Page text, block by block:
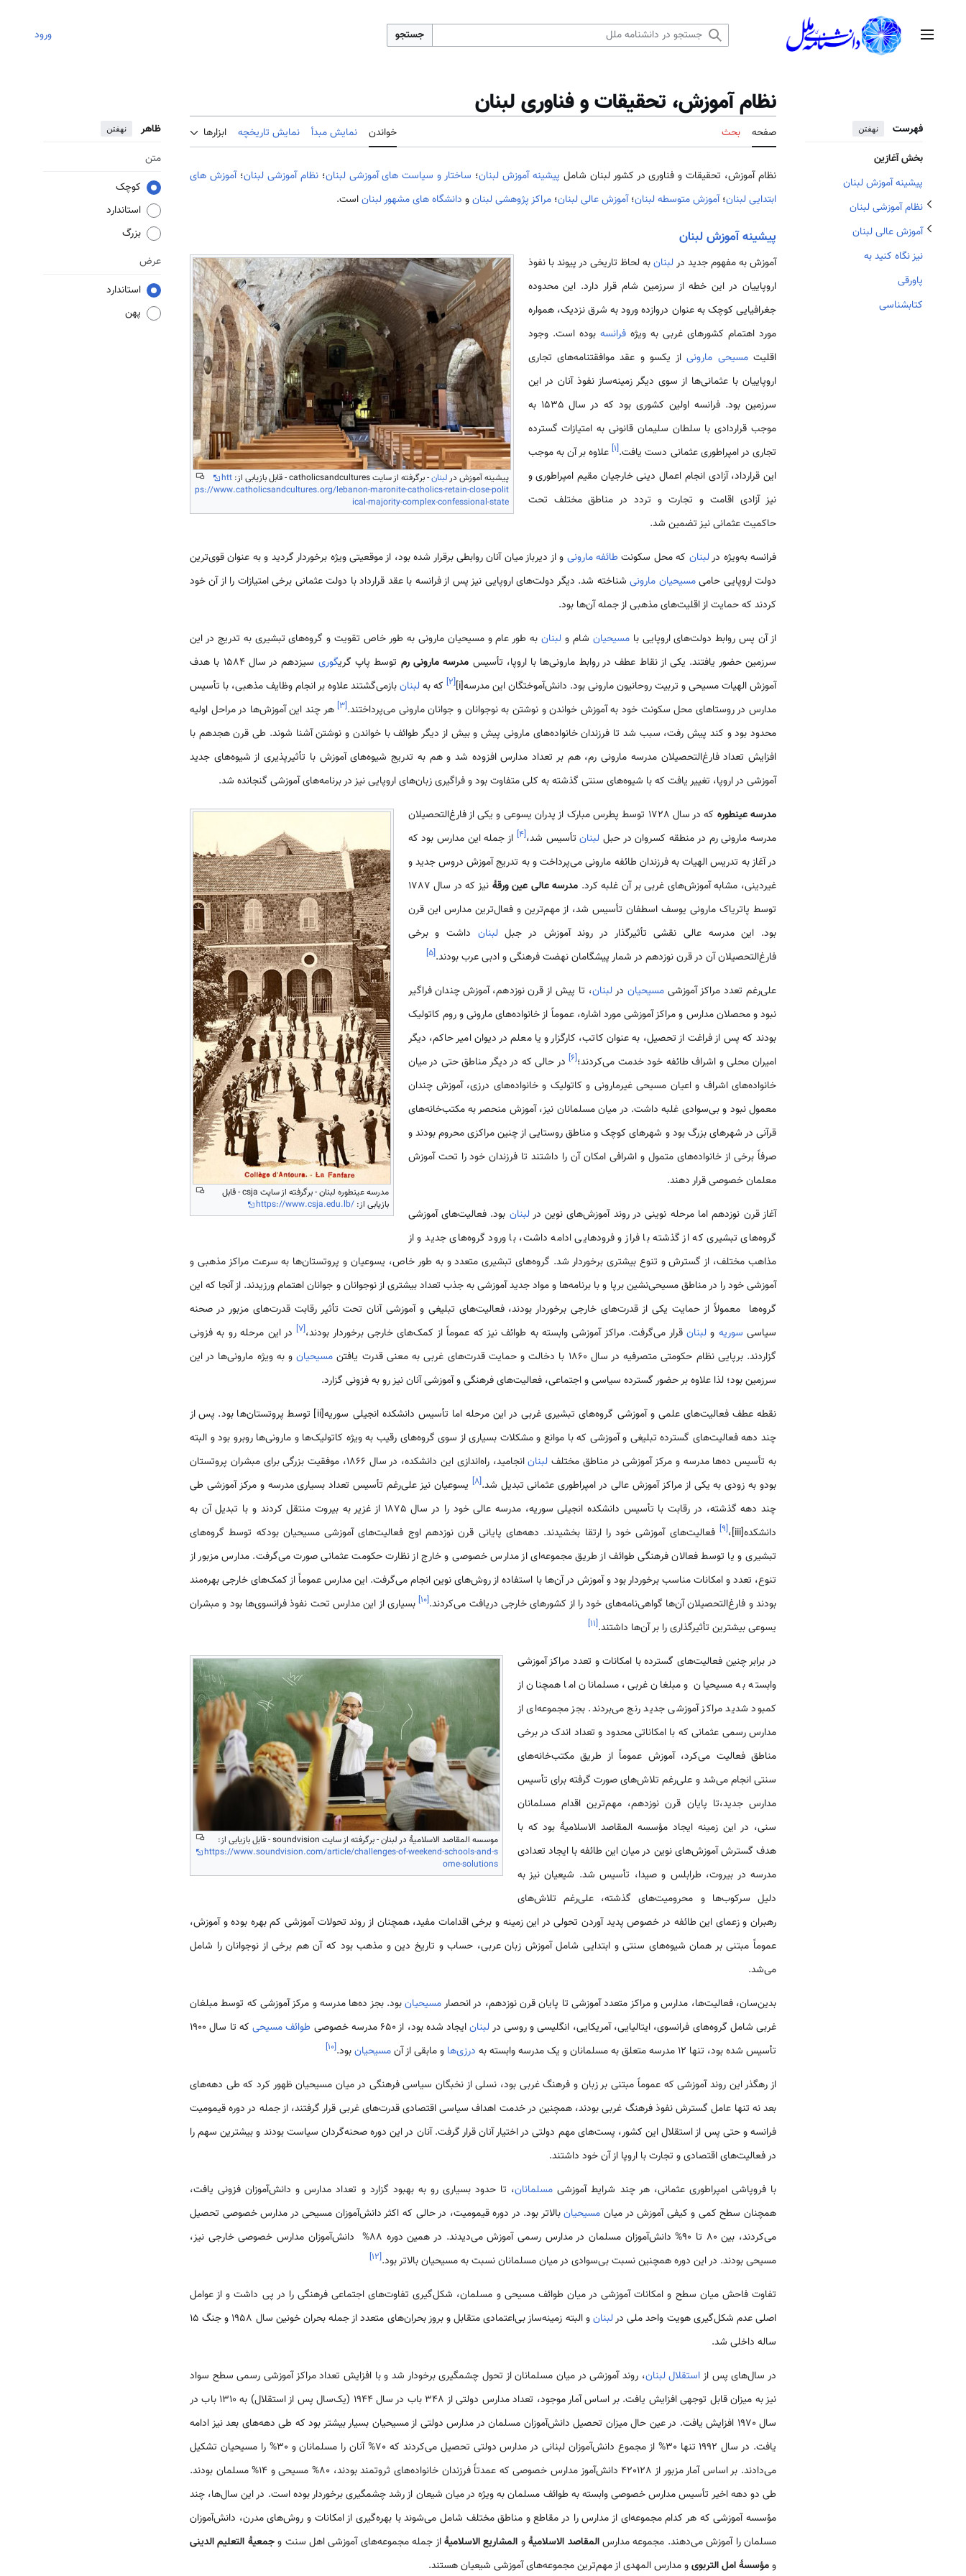
منوی اصلی جستجو ورود
فهرست نهفتن
بخش آغازین
پیشینه آموزش لبنان
نظام آموزشی لبنان
تغییر وضعیت زیربخش‌های نظام آموزشی لبنان
آموزش عالی لبنان
تغییر وضعیت زیربخش‌های آموزش عالی لبنان
نیز نگاه کنید به
پاورقی
کتابشناسی
نظام آموزش، تحقیقات و فناوری لبنان
صفحه بحث خواندن نمایش مبدأ نمایش تاریخچه ابزارها ظاهر نهفتن
متن
کوچک
استاندارد
بزرگ
عرض
استاندارد
پهن
نظام آموزش، تحقیقات و فناوری در کشور لبنان شامل پیشینه آموزش لبنان؛ ساختار و سیاست های آموزشی لبنان؛نظام آموزشی لبنان؛آموزش های
ابتدایی لبنان؛آموزش متوسطه لبنان؛آموزش عالی لبنان؛ مراکز پژوهشی لبنانو دانشگاه های مشهور لبناناست.
پیشینه آموزش لبنان
پیشینه آموزش درلبنان- برگرفته از سایت catholicsandcultures - قابل بازیابی از:
htt
ps://www.catholicsandcultures.org/lebanon-maronite-catholics-retain-close-polit
ical-majority-complex-confessional-state
آموزش به مفهوم جدید درلبنانبه لحاظ تاریخی در پیوند با نفوذ
اروپاییان در این خطه از سرزمین شام قرار دارد. این محدوده
جغرافیایی کوچک به عنوان دروازده ورود به شرق نزدیک، همواره
مورد اهتمام کشورهای غربی به ویژهفرانسه بوده است. وجود
اقلیتمسیحی مارونیاز یکسو و عقد موافقتنامه‌های تجاری
اروپاییان با عثمانی‌ها از سوی دیگر زمینه‌ساز نفوذ آنان در این
سرزمین بود. فرانسه اولین کشوری بود که در سال 1535 به
موجب قراردادی با سلطان سلیمان قانونی به امتیازات گسترده
تجاری در امپراطوری عثمانی دست یافت.[۱]علاوه بر آن به موجب
این قرارداد، آزادی انجام اعمال دینی خارجیان مقیم امپراطوری و
نیز آزادی اقامت و تجارت و تردد در مناطق مختلف تحت
حاکمیت عثمانی نیز تضمین شد.
فرانسه به‌ویژه درلبنان که محل سکونتطائفه مارونی و از دیرباز میان آنان روابطی برقرار شده بود، از موقعیتی ویژه برخوردار گردید و به عنوان قوی‌ترین
دولت اروپایی حامیمسیحیان مارونیشناخته شد. دیگر دولت‌های اروپایی نیز پس از فرانسه با عقد قرارداد با دولت عثمانی برخی امتیازات را از آن خود
کردند که حمایت از اقلیت‌های مذهبی از جمله آن‌ها بود.
از آن پس روابط دولت‌های اروپایی بامسیحیان شام و لبنانبه طور عام و مسیحیان مارونی به طور خاص تقویت و گروه‌های تبشیری به تدریج در این
سرزمین حضور یافتند. یکی از نقاط عطف در روابط مارونی‌ها با اروپا، تأسیس مدرسه مارونی رم توسط پاپ گریگوری
سیزدهم در سال 1584 با هدف
آموزش الهیات مسیحی و تربیت روحانیون مارونی بود. دانش‌آموختگان این مدرسه[i] [۲] که بهلبنانبازمی‌گشتند علاوه بر انجام وظایف مذهبی، با تأسیس
مدارس در روستاهای محل سکونت خود به آموزش خواندن و نوشتن به نوجوانان و جوانان مارونی می‌پرداختند.[۳]هر چند این آموزش‌ها در مراحل اولیه
محدود بود و کند پیش رفت، سبب شد تا فرزندان خانواده‌های مارونی پیش و بیش از دیگر طوائف با خواندن و نوشتن آشنا شوند. طی قرن هجدهم با
افزایش تعداد فارغ‌التحصیلان مدرسه مارونی رم، هم بر تعداد مدارس افزوده شد و هم به تدریج شیوه‌های آموزش با تأثیرپذیری از شیوه‌های جدید
آموزشی در اروپا، تغییر یافت که با شیوه‌های سنتی گذشته به کلی متفاوت بود و فراگیری زبان‌های اروپایی نیز در برنامه‌های آموزشی گنجانده شد.
مدرسه عینطوره لبنان - برگرفته از سایت csja - قابل
بازیابی از: https://www.csja.edu.lb/
مدرسه عینطوره
که در سال 1728 توسط پطرس مبارک از پدران یسوعی و یکی از فارغ‌التحصیلان
مدرسه مارونی رم در منطقه کسروان در حبل لبنانتأسیس شد،[۴] از جمله این مدارس بود که
در آغاز به تدریس الهیات به فرزندان طائفه مارونی می‌پرداخت و به تدریج آموزش دروس جدید و
غیردینی، مشابه آموزش‌های غربی بر آن غلبه کرد. مدرسه عالی عین ورقۀ
نیز که در سال 1787
توسط پاتریاک مارونی یوسف اسطفان تأسیس شد، از مهم‌ترین و فعال‌ترین مدارس این قرن
بود. این مدرسه عالی نقشی تأثیرگذار در روند آموزش در جبللبنان داشت و برخی
فارغ‌التحصیلان آن در قرن نوزدهم در شمار پیشگامان نهضت فرهنگی و ادبی عرب بودند.[۵]
علی‌رغم تعدد مراکز آموزشی مسیحیاندرلبنان، تا پیش از قرن نوزدهم، آموزش چندان فراگیر
نبود و محصلان مدارس و مراکز آموزشی مورد اشاره، عموماً از خانواده‌های مارونی و روم کاتولیک
بودند که پس از فراغت از تحصیل، به عنوان کاتب، کارگزار و یا معلم در دیوان امیر حاکم، دیگر
امیران محلی و اشراف طائفه خود خدمت می‌کردند؛[۶]در حالی که در دیگر مناطق حتی در میان
خانواده‌های اشراف و اعیان مسیحی غیرمارونی و کاتولیک و خانواده‌های درزی، آموزش چندان
معمول نبود و بی‌سوادی غلبه داشت. در میان مسلمانان نیز، آموزش منحصر به مکتب‌خانه‌های
قرآنی در شهرهای بزرگ بود و شهرهای کوچک و مناطق روستایی از چنین مراکزی محروم بودند و
صرفاً برخی از خانواده‌های متمول و اشرافی امکان آن را داشتند تا فرزندان خود را تحت آموزش
معلمان خصوصی قرار دهند.
آغاز قرن نوزدهم اما مرحله نوینی در روند آموزش‌های نوین درلبنان بود. فعالیت‌های آموزشی
گروه‌های تبشیری که از گذشته با فراز و فرودهایی ادامه داشت، با ورود گروه‌های جدید و از
مذاهب مختلف، از گسترش و تنوع بیشتری برخوردار شد. گروه‌های تبشیری متعدد و به طور خاص، یسوعیان و پروتستان‌ها به سرعت مراکز مذهبی و
آموزشی خود را در مناطق مسیحی‌نشین برپا و با برنامه‌ها و مواد جدید آموزشی به جذب تعداد بیشتری از نوجوانان و جوانان اهتمام ورزیدند. از آنجا که این
گروه‌ها معمولاً از حمایت یکی از قدرت‌های خارجی برخوردار بودند، فعالیت‌های تبلیغی و آموزشی آنان تحت تأثیر رقابت قدرت‌های مزبور در صحنه
سیاسی سوریه ولبنان قرار می‌گرفت. مراکز آموزشی وابسته به طوائف نیز که عموماً از کمک‌های خارجی برخوردار بودند،[۷]در این مرحله رو به فزونی
گزاردند. برپایی نظام حکومتی متصرفیه در سال 1860 با دخالت و حمایت قدرت‌های غربی به معنی قدرت یافتن
مسیحیانو به ویژه مارونی‌ها در این
سرزمین بود؛ لذا علاوه بر حضور گسترده سیاسی و اجتماعی، فعالیت‌های فرهنگی و آموزشی آنان نیز رو به فزونی گزارد.
نقطه عطف فعالیت‌های علمی و آموزشی گروه‌های تبشیری غربی در این مرحله اما تأسیس دانشکده انجیلی سوریه[ii] توسط پروتستان‌ها بود. پس از
چند دهه فعالیت‌های گسترده تبلیغی و آموزشی که با موانع و مشکلات بسیاری از سوی گروه‌های رقیب به ویژه کاتولیک‌ها و مارونی‌ها روبرو بود و البته
به تأسیس ده‌ها مدرسه و مرکز آموزشی در مناطق مختلف لبنان
انجامید، راه‌اندازی این دانشکده، در سال 1866، موفقیت بزرگی برای مبشران پروتستان
بودو به زودی به یکی از مراکز آموزش عالی در امپراطوری عثمانی تبدیل شد.[۸] یسوعیان نیز علی‌رغم تأسیس تعداد بسیاری مدرسه و مرکز آموزشی طی
چند دهه گذشته، در رقابت با تأسیس دانشکده انجیلی سوریه، مدرسه عالی خود را در سال 1875 از غزیر به بیروت منتقل کردند و با تبدیل آن به
دانشکده[iii]،
[۹] فعالیت‌های آموزشی خود را ارتقا بخشیدند. دهه‌های پایانی قرن نوزدهم اوج فعالیت‌های آموزشی مسیحیان بودکه توسط گروه‌های
تبشیری و یا توسط فعالان فرهنگی طوائف از طریق مجموعه‌ای از مدارس خصوصی و خارج از نظارت حکومت عثمانی صورت می‌گرفت. مدارس مزبور از
تنوع، تعدد و امکانات مناسب برخوردار بود و آموزش در آن‌ها با استفاده از روش‌های نوین انجام می‌گرفت. این مدارس عموماً از کمک‌های خارجی بهره‌مند
بودند و فارغ‌التحصیلان آن‌ها گواهی‌نامه‌های خود را از کشورهای خارجی دریافت می‌کردند.[۱۰]بسیاری از این مدارس تحت نفوذ فرانسوی‌ها بود و مبشران
یسوعی بیشترین تأثیرگذاری را بر آن‌ها داشتند.[۱۱]
موسسه المقاصد الاسلامیۀ در لبنان - برگرفته از سایت soundvision - قابل بازیابی از:
https://www.soundvision.com/article/challenges-of-weekend-schools-and-s
ome-solutions
در برابر چنین فعالیت‌های گسترده با امکانات و تعدد مراکز آموزشی
وابسته به مسیحیان و مبلغان غربی، مسلمانان اما همچنان از
کمبود شدید مراکز آموزشی جدید رنج می‌بردند. بجز مجموعه‌ای از
مدارس رسمی عثمانی که با امکاناتی محدود و تعداد اندک در برخی
مناطق فعالیت می‌کرد، آموزش عموماً از طریق مکتب‌خانه‌های
سنتی انجام می‌شد و علی‌رغم تلاش‌های صورت گرفته برای تأسیس
مدارس جدید،تا پایان قرن نوزدهم، مهم‌ترین اقدام مسلمانان
سنی، در این زمینه ایجاد مؤسسه المقاصد الاسلامیۀ بود که با
هدف گسترش آموزش‌های نوین در میان این طائفه با ایجاد تعدادی
مدرسه در بیروت، طرابلس و صیدا، تأسیس شد. شیعیان نیز به
دلیل سرکوب‌ها و محرومیت‌های گذشته، علی‌رغم تلاش‌های
رهبران و زعمای این طائفه در خصوص پدید آوردن تحولی در این زمینه و برخی اقدامات مفید، همچنان از روند تحولات آموزشی کم بهره بوده و آموزش،
عموماً مبتنی بر همان شیوه‌های سنتی و ابتدایی شامل آموزش زبان عربی، حساب و تاریخ دین و مذهب بود که آن هم برخی از نوجوانان را شامل
می‌شد.
بدین‌سان، فعالیت‌ها، مدارس و مراکز متعدد آموزشی تا پایان قرن نوزدهم، در انحصارمسیحیانبود. بجز ده‌ها مدرسه و مرکز آموزشی که توسط مبلغان
غربی شامل گروه‌های فرانسوی، ایتالیایی، آمریکایی، انگلیسی و روسی درلبنانایجاد شده بود، از 650 مدرسه خصوصی طوائف مسیحی
که تا سال 1900
تأسیس شده بود، تنها 12 مدرسه متعلق به مسلمانان و یک مدرسه وابسته به
درزی‌ها و مابقی از آنمسیحیانبود.[۱۰]
از رهگذر این روند آموزشی که عموماً مبتنی بر زبان و فرهنگ غربی بود، نسلی از نخبگان سیاسی فرهنگی در میان مسیحیان ظهور کرد که طی دهه‌های
بعد نه تنها عامل گسترش نفوذ فرهنگ غربی بودند، همچنین در خدمت اهداف سیاسی اقتصادی قدرت‌های غربی قرار گرفتند، از جمله در دوره قیمومیت
فرانسه و حتی پس از استقلال این کشور، پست‌های مهم دولتی در اختیار آنان قرار گرفت. آنان در این دوره صحنه‌گردان سیاست بودند و بیشترین سهم را
در فعالیت‌های اقتصادی و تجارت با اروپا از آن خود داشتند.
با فروپاشی امپراطوری عثمانی، هر چند شرایط آموزشی مسلمانان، تا حدود بسیاری رو به بهبود گزارد و تعداد مدارس و دانش‌آموزان فزونی یافت،
همچنان سطح کمی و کیفی آموزش در میان مسیحیانبالاتر بود. در دوره قیمومیت، در حالی که اکثر دانش‌آموزان مسیحی در مدارس خصوصی تحصیل
می‌کردند، بین 80 تا 90% دانش‌‌آموزان مسلمان در مدارس رسمی آموزش می‌دیدند. در همین دوره 88% دانش‌آموزان مدارس خصوصی خارجی نیز،
مسیحی بودند. در این دوره همچنین نسبت بی‌سوادی در میان مسلمانان نسبت به مسیحیان بالاتر بود.[۱۲]
تفاوت فاحش میان سطح و امکانات آموزشی در میان طوائف مسیحی و مسلمان، شکل‌گیری تفاوت‌های اجتماعی فرهنگی را در پی داشت و از عوامل
اصلی عدم شکل‌گیری هویت واحد ملی درلبنان
و البته زمینه‌ساز بی‌اعتمادی متقابل و بروز بحران‌های متعدد از جمله بحران خونین سال 1958 و جنگ 15
ساله داخلی شد.
در سال‌های پس ازاستقلال لبنان، روند آموزشی در میان مسلمانان از تحول چشمگیری برخودار شد و با افزایش تعداد مراکز آموزشی رسمی سطح سواد
نیز به میزان قابل توجهی افزایش یافت. بر اساس آمار موجود، تعداد مدارس دولتی از 348 باب در سال 1944 (یک‌سال پس از استقلال) به 1310 باب در
سال 1970 افزایش یافت. در عین حال میزان تحصیل دانش‌آموزان مسلمان در مدارس دولتی از مسیحیان بسیار بیشتر بود که طی دهه‌های بعد نیز ادامه
یافت. در سال 1992 تنها 30% از مجموع دانش‌آموزان لبنانی در مدارس دولتی تحصیل می‌کردند که 70% آنان را مسلمانان و 30% را مسیحیان تشکیل
می‌دادند. بر اساس آمار مزبور از 420128 دانش‌آموز مدارس خصوصی که عمدتاً فرزندان خانواده‌های ثروتمند بودند، 80% مسیحی و 14% مسلمان بودند.
طی دو دهه اخیر تأسیس مدارس خصوصی وابسته به طوائف مسلمان به ویژه در میان شیعان از رشد چشمگیری برخوردار بوده است. در این سال‌ها، چند
مؤسسه آموزشی که هر کدام مجموعه‌ای از مدارس را در مقاطع و مناطق مختلف شامل می‌شوند با بهره‌گیری از امکانات و روش‌های مدرن، دانش‌آموزان
مسلمان را آموزش می‌دهند. مجموعه مدارسالمقاصد الاسلامیۀو المشاریع الاسلامیۀاز جمله مجموعه‌های آموزشی اهل سنت وجمعیۀ التعلیم الدینی
ومؤسسۀ امل التربویو مدارس المهدی از مهم‌ترین مجموعه‌های آموزشی شیعیان هستند.